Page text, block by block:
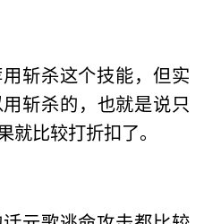
斩杀这个技能，但实
斩杀的，也就是说只
就比较打折扣了。